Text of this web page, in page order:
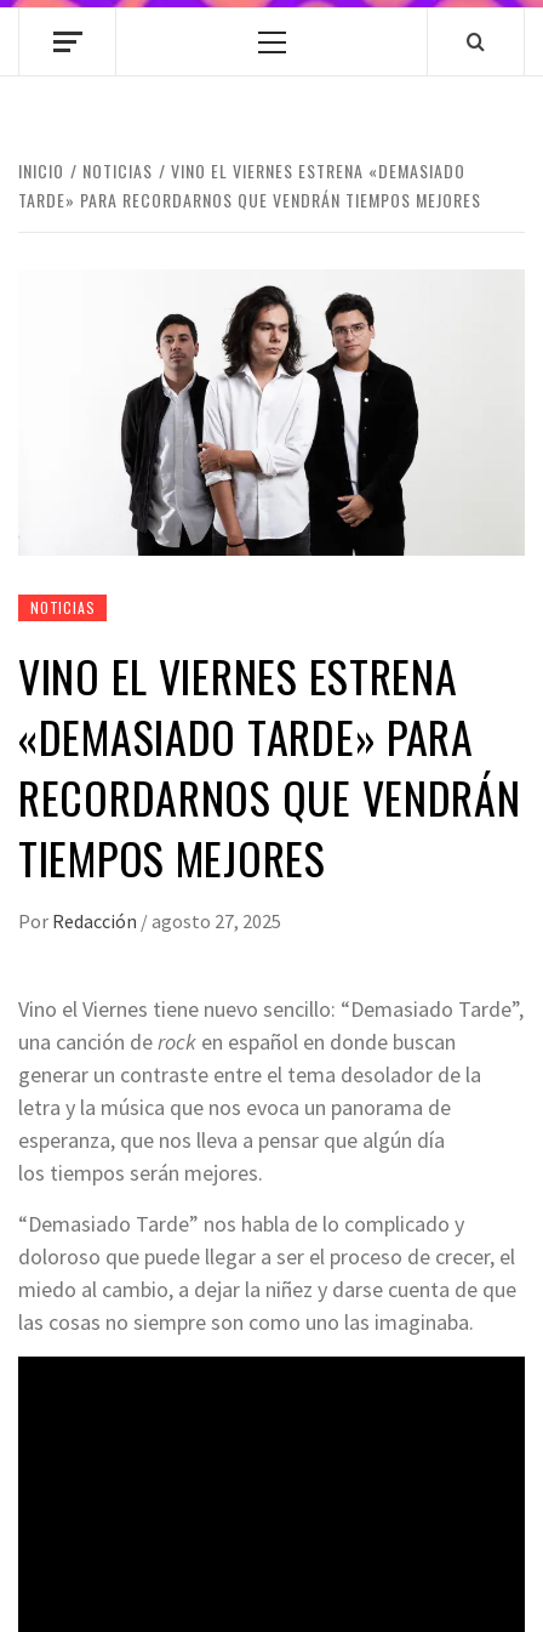
Menú
INICIO NOTICIAS
VINO EL VIERNES ESTRENA «DEMASIADO
TARDE» PARA RECORDARNOS QUE VENDRÁN TIEMPOS MEJORES
NOTICIAS
VINO EL VIERNES ESTRENA
«DEMASIADO TARDE» PARA
RECORDARNOS QUE VENDRÁN
TIEMPOS MEJORES
Por Redacción /agosto 27, 2025
Vino el Viernes tiene nuevo sencillo: “Demasiado Tarde”,
una canción derock en español en donde buscan
generar un contraste entre el tema desolador de la
letra y la música que nos evoca un panorama de
esperanza, que nos lleva a pensar que algún día
los tiempos serán mejores.
“Demasiado Tarde” nos habla de lo complicado y
doloroso que puede llegar a ser el proceso de crecer, el
miedo al cambio, a dejar la niñez y darse cuenta de que
las cosas no siempre son como uno las imaginaba.